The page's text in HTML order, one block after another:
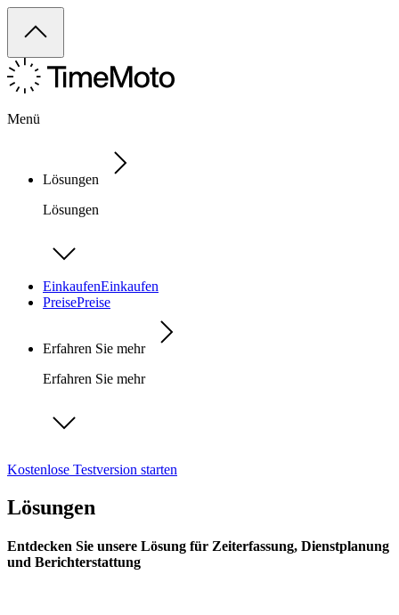
Menü
Lösungen
Lösungen
EinkaufenEinkaufen
PreisePreise
Erfahren Sie mehr
Erfahren Sie mehr
Kostenlose Testversion starten
Lösungen
Entdecken Sie unsere Lösung für Zeiterfassung, Dienstplanung
und Berichterstattung